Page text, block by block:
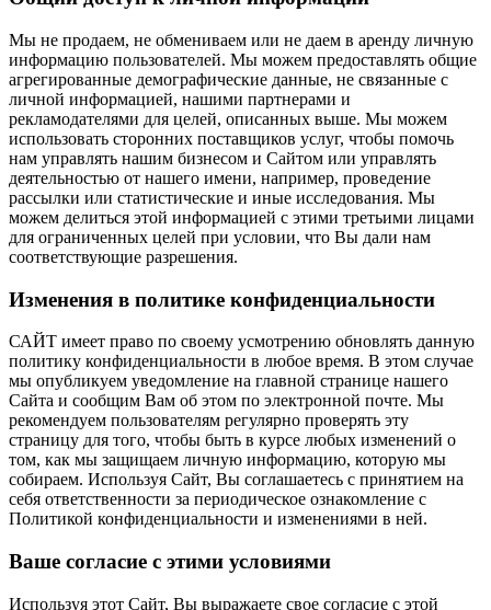
Мы не продаем, не обмениваем или не даем в аренду личную
информацию пользователей. Мы можем предоставлять общие
агрегированные демографические данные, не связанные с
личной информацией, нашими партнерами и
рекламодателями для целей, описанных выше. Мы можем
использовать сторонних поставщиков услуг, чтобы помочь
нам управлять нашим бизнесом и Сайтом или управлять
деятельностью от нашего имени, например, проведение
рассылки или статистические и иные исследования. Мы
можем делиться этой информацией с этими третьими лицами
для ограниченных целей при условии, что Вы дали нам
соответствующие разрешения.
Изменения в политике конфиденциальности
САЙТ имеет право по своему усмотрению обновлять данную
политику конфиденциальности в любое время. В этом случае
мы опубликуем уведомление на главной странице нашего
Сайта и сообщим Вам об этом по электронной почте. Мы
рекомендуем пользователям регулярно проверять эту
страницу для того, чтобы быть в курсе любых изменений о
том, как мы защищаем личную информацию, которую мы
собираем. Используя Сайт, Вы соглашаетесь с принятием на
себя ответственности за периодическое ознакомление с
Политикой конфиденциальности и изменениями в ней.
Ваше согласие с этими условиями
Используя этот Сайт, Вы выражаете свое согласие с этой